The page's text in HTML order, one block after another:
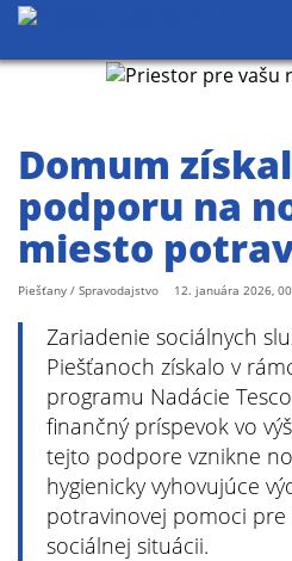
Domum
podporu na
miesto
Piešťany / Spravodajstvo 12. januára 2026,
Zariadenie sociálnych
Piešťanoch získalo v
programu Nadácie
finančný príspevok vo
tejto podpore vznikne
hygienicky vyhovujúce
potravinovej pomoci
sociálnej situácii.